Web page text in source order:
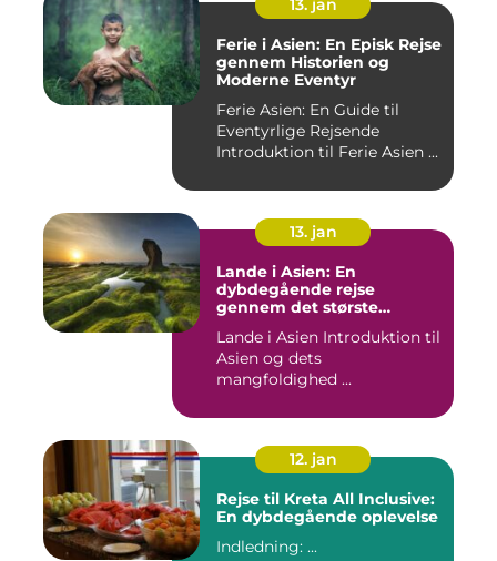
13. jan
Ferie i Asien: En Episk Rejse
gennem Historien og
Moderne Eventyr
Ferie Asien: En Guide til
Eventyrlige Rejsende
Introduktion til Ferie Asien ...
13. jan
Lande i Asien: En
dybdegående rejse
gennem det største
Lande i Asien Introduktion til
Asien og dets
mangfoldighed ...
12. jan
Rejse til Kreta All Inclusive:
En dybdegående oplevelse
Indledning: ...